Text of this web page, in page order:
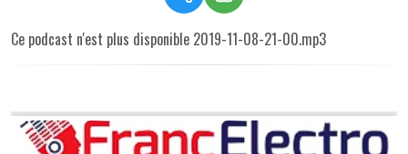
Ce podcast n'est plus disponible 2019-11-08-21-00.mp3